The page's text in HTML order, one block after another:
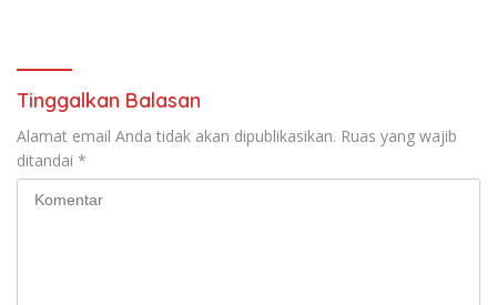
Tinggalkan Balasan
Alamat email Anda tidak akan dipublikasikan. Ruas yang wajib
ditandai *